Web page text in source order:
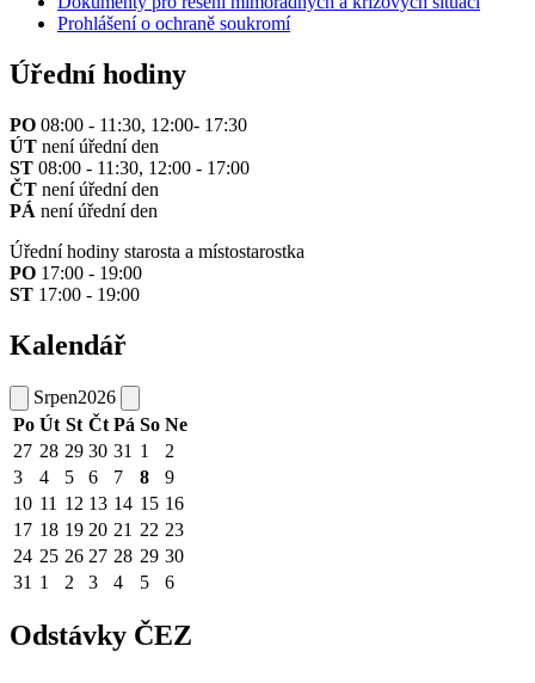
Prohlášení o ochraně soukromí
Úřední hodiny
PO 08:00 - 11:30, 12:00- 17:30
ÚT není úřední den
ST 08:00 - 11:30, 12:00 - 17:00
ČT není úřední den
PÁ není úřední den
Úřední hodiny starosta a místostarostka
PO 17:00 - 19:00
ST 17:00 - 19:00
Kalendář
Srpen2026
Po Út St Čt Pá So Ne
27 28 29 30 31 1
2
3
4 5 6 7 8
9
10 11 12 13 14 15 16
17 18 19 20 21 22 23
24 25 26 27 28 29 30
31 1 2 3 4 5 6
Odstávky ČEZ